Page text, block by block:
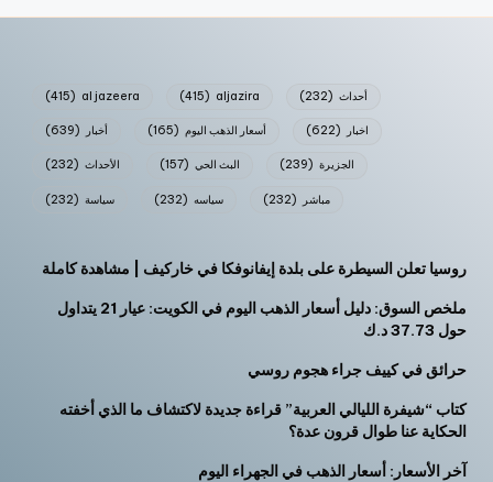
al jazeera
(415) aljazira
(415) أحداث (232)
أخبار (639) أسعار الذهب اليوم (165) اخبار (622)
الأحداث (232) البث الحي (157) الجزيرة (239)
سياسة (232) سياسه (232) مباشر (232)
روسيا تعلن السيطرة على بلدة إيفانوفكا في خاركيف | مشاهدة كاملة
ملخص السوق: دليل أسعار الذهب اليوم في الكويت: عيار 21 يتداول
حول 37.73 د.ك
حرائق في كييف جراء هجوم روسي
كتاب “شيفرة الليالي العربية” قراءة جديدة لاكتشاف ما الذي أخفته
الحكاية عنا طوال قرون عدة؟
آخر الأسعار: أسعار الذهب في الجهراء اليوم